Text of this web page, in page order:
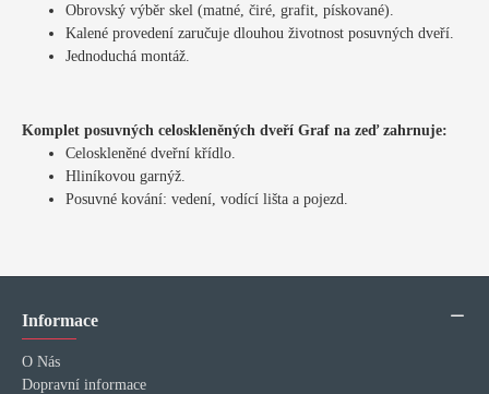
Obrovský výběr skel (matné, čiré, grafit, pískované).
Kalené provedení zaručuje dlouhou životnost posuvných dveří.
Jednoduchá montáž.
Komplet posuvných celoskleněných dveří Graf na zeď zahrnuje:
Celoskleněné dveřní křídlo.
Hliníkovou garnýž.
Posuvné kování: vedení, vodící lišta a pojezd.
Informace
O Nás
Dopravní informace